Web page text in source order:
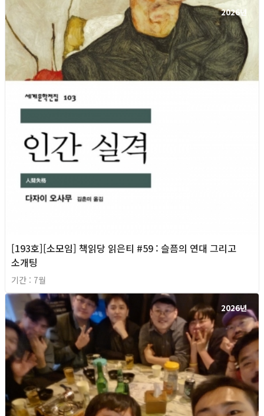
2026년
[193호][소모임] 책읽당 읽은티 #59 : 슬픔의 연대 그리고
소개팅
기간 : 7월
2026년